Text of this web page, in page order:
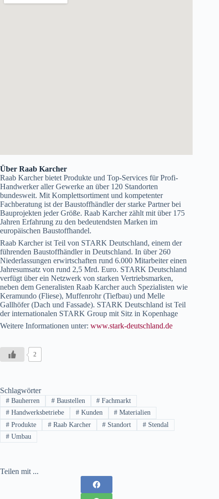
Über Raab Karcher
Raab Karcher bietet Produkte und Top-Services für Profi-
Handwerker aller Gewerke an über 120 Standorten
bundesweit. Mit Komplettsortiment und kompetenter
Fachberatung ist der Baustoffhändler der starke Partner bei
Bauprojekten jeder Größe. Raab Karcher zählt mit über 175
Jahren Erfahrung zu den bedeutendsten Marken im
europäischen Baustoffhandel.
Raab Karcher ist Teil von STARK Deutschland, einem der
führenden Baustoffhändler in Deutschland. In über 260
Niederlassungen erwirtschaften rund 6.000 Mitarbeiter einen
Jahresumsatz von rund 2,5 Mrd. Euro. STARK Deutschland
verfügt über ein Netzwerk von starken Vertriebsmarken,
neben dem Generalisten Raab Karcher auch Spezialisten wie
Keramundo (Fliese), Muffenrohr (Tiefbau) und Melle
Gallhöfer (Dach und Fassade). STARK Deutschland ist Teil
der internationalen STARK Group mit Sitz in Kopenhage
Weitere Informationen unter: www.stark-deutschland.de
2
Schlagwörter
#Bauherren #Baustellen # Fachmarkt
#Handwerksbetriebe #Kunden # Materialien
#Produkte #Raab Karcher # Standort # Stendal
#Umbau
Teilen mit ...